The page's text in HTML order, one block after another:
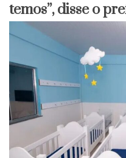
temos”, disse o